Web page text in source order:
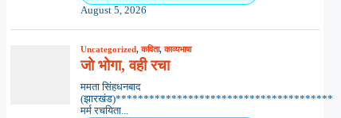
August 5, 2026
Uncategorized,कविता,काव्यभाषा
जो भोगा, वही रचा
ममता सिंहधनबाद
(झारखंड)***************************************
मर्म रचयिता...